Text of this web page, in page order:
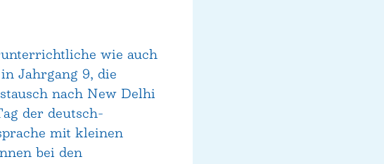
wie auch
Jahrgang 9, die
nach New Delhi
der deutsch-
mit kleinen
bei den